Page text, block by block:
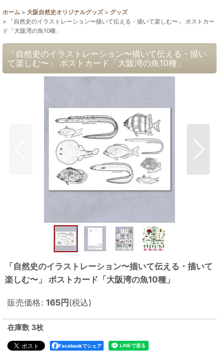
ホーム > 大阪自然史オリジナルグッズ > グッズ
>
「自然史のイラストレーション〜描いて伝える・描いて楽しむ〜」 ポストカー
ド「大阪湾の魚10種」
「自然史のイラストレーション〜描いて伝える・描い
て楽しむ〜」 ポストカード「大阪湾の魚10種」
「自然史のイラストレーション〜描いて伝える・描いて
楽しむ〜」 ポストカード「大阪湾の魚10種」
販売価格: 165円(税込)
在庫数 3枚
Facebookでシェア